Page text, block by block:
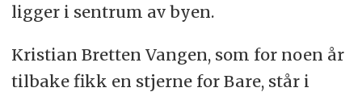
ligger i sentrum av byen.
Kristian Bretten Vangen, som for noen år
tilbake fikk en stjerne for Bare, står i